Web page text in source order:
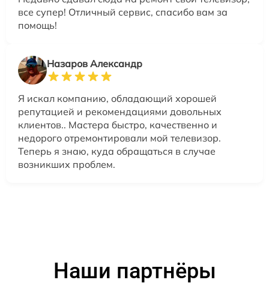
все супер! Отличный сервис, спасибо вам за
помощь!
Назаров Александр
Я искал компанию, обладающий хорошей
репутацией и рекомендациями довольных
клиентов.. Мастера быстро, качественно и
недорого отремонтировали мой телевизор.
Теперь я знаю, куда обращаться в случае
возникших проблем.
Наши партнёры